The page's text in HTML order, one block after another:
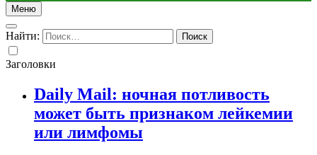
Меню
Найти:
Заголовки
Daily Mail: ночная потливость
может быть признаком лейкемии
или лимфомы